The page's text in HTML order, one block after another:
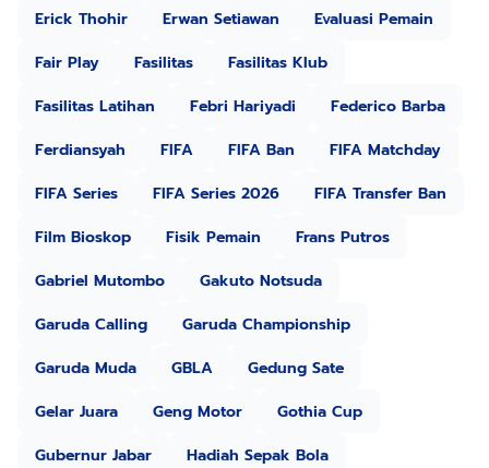
Erick Thohir
Erwan Setiawan
Evaluasi Pemain
Fair Play
Fasilitas
Fasilitas Klub
Fasilitas Latihan
Febri Hariyadi
Federico Barba
Ferdiansyah
FIFA FIFA Ban
FIFA Matchday
FIFA Series
FIFA Series 2026
FIFA Transfer Ban
Film Bioskop
Fisik Pemain
Frans Putros
Gabriel Mutombo
Gakuto Notsuda
Garuda Calling
Garuda Championship
Garuda Muda
GBLA
Gedung Sate
Gelar Juara
Geng Motor
Gothia Cup
Gubernur Jabar
Hadiah Sepak Bola